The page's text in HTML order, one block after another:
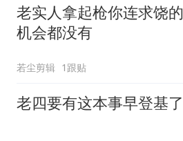
老实人拿起枪你连求饶的
机会都没有
若尘剪辑 1跟贴
老四要有这本事早登基了